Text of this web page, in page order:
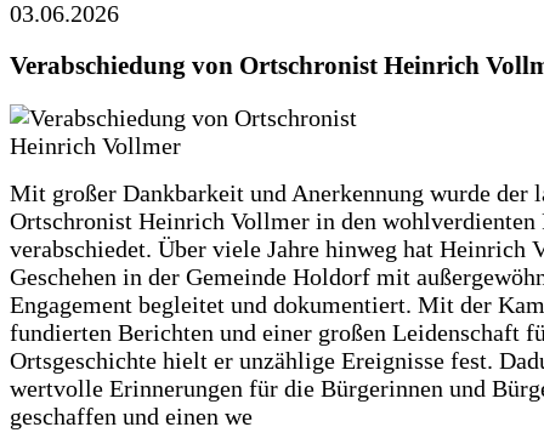
03.06.2026
Verabschiedung von Ortschronist Heinrich
Mit großer Dankbarkeit und Anerkennung wurde der
Ortschronist Heinrich Vollmer in den wohlverdienten
verabschiedet. Über viele Jahre hinweg hat Heinrich
Geschehen in der Gemeinde Holdorf mit
Engagement begleitet und dokumentiert. Mit der
fundierten Berichten und einer großen Leidenschaft
Ortsgeschichte hielt er unzählige Ereignisse fest.
wertvolle Erinnerungen für die Bürgerinnen und
geschaffen und einen we